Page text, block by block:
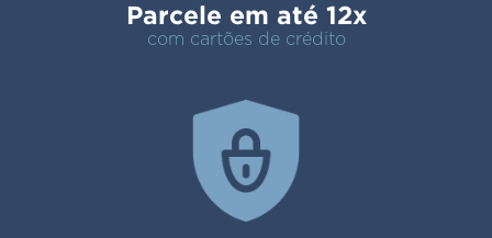
Parcele em até 12x
com cartões de crédito